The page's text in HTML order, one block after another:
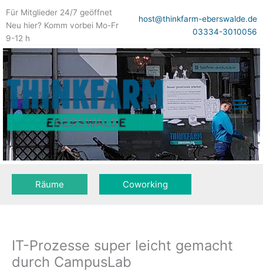
Für Mitglieder 24/7 geöffnet
Neu hier? Komm vorbei Mo-Fr
9-12 h
host@thinkfarm-eberswalde.de
03334-3010056
Räume Coworking
IT-Prozesse super leicht gemacht
durch CampusLab